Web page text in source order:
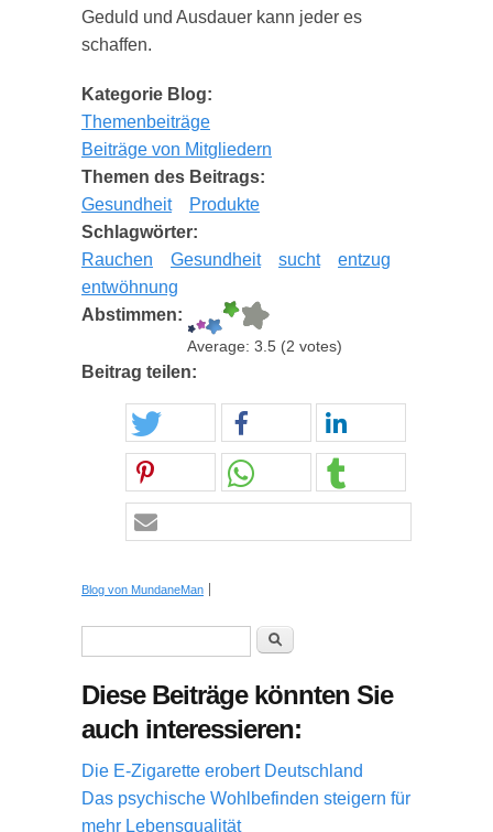
Geduld und Ausdauer kann jeder es
schaffen.
Kategorie Blog:
Themenbeiträge
Beiträge von Mitgliedern
Themen des Beitrags:
Gesundheit
Produkte
Schlagwörter:
Rauchen
Gesundheit sucht
entzug
entwöhnung
Abstimmen:
Average: 3.5 (2 votes)
Beitrag teilen:
Blog von MundaneMan
Suche
Diese Beiträge könnten Sie
auch interessieren:
Die E-Zigarette erobert Deutschland
Das psychische Wohlbefinden steigern für
mehr Lebensqualität